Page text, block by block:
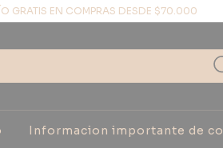
GRATIS EN COMPRAS DESDE $70.000
Informacion importante de